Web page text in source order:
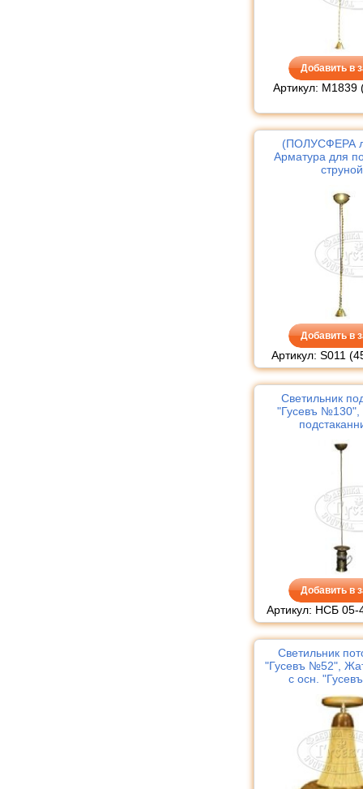
Добавить в
Артикул: М1839
(ПОЛУСФЕРА
Арматура для
струной
Добавить в
Артикул: S011
Светильник
"Гусевъ №130",
Добавить в
Артикул: НСБ 05-
Светильник
"Гусевъ №52",
с осн.